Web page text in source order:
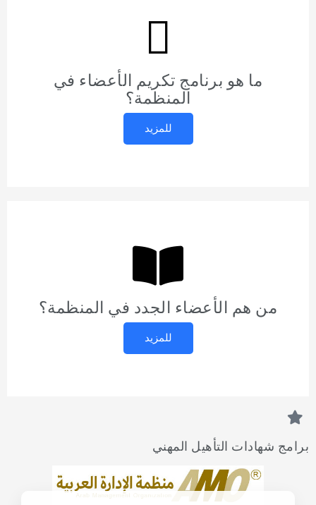
ما هو برنامج تكريم الأعضاء في
المنظمة؟
للمزيد
من هم الأعضاء الجدد في المنظمة؟
للمزيد
برامج شهادات التأهيل المهني